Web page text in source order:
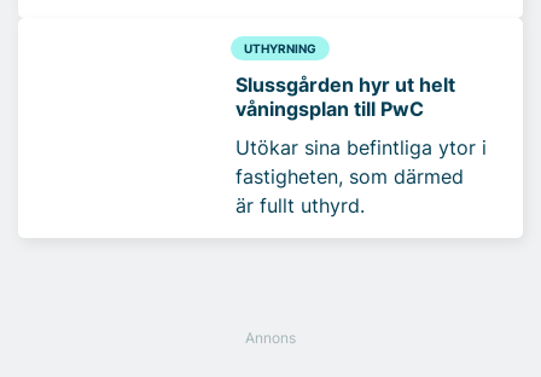
UTHYRNING
Slussgården hyr ut helt
våningsplan till PwC
Utökar sina befintliga ytor i
fastigheten, som därmed
är fullt uthyrd.